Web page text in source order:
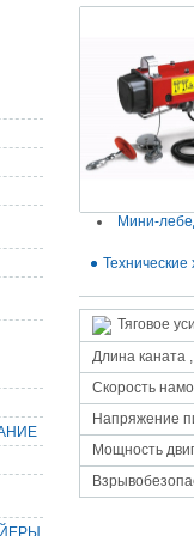
Мини-
Технические
Тяговое
Длина каната
Скорость
Напряжение
Мощность